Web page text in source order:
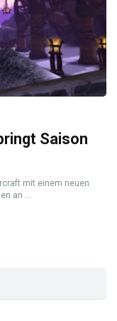
Saison
mit einem neuen
an ...